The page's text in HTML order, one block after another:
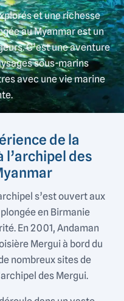
et une richesse
au Myanmar est un
C’est une aventure
sous-marins
avec une vie marine
de la
l’archipel des
s’est ouvert aux
en Birmanie
En 2001, Andaman
Mergui à bord du
nombreux sites de
des Mergui.